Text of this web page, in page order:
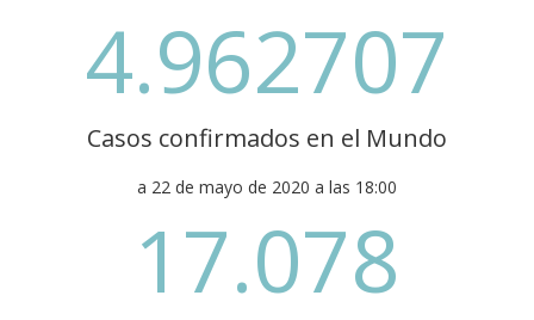
4.962707
Casos confirmados en el Mundo
a 22 de mayo de 2020 a las 18:00
17.078